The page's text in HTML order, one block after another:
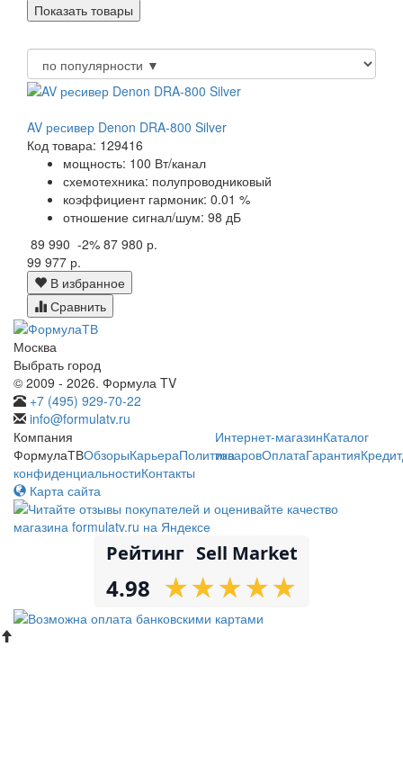
AV ресивер Denon DRA-800 Silver
Код товара: 129416
мощность: 100 Вт/канал
схемотехника: полупроводниковый
коэффициент гармоник: 0.01 %
отношение сигнал/шум: 98 дБ
89 990 -2% 87 980 р.
99 977 р.
В избранное
Сравнить
Москва
Выбрать город
© 2009 - 2026. Формула TV
+7 (495) 929-70-22
info@formulatv.ru
Компания
ФормулаТВОбзорыКарьераПолитика
конфиденциальностиКонтакты
Интернет-магазинКаталог
товаровОплатаГарантияКредит
Карта сайта
Рейтинг Sell Market
4.98 ★
★★
★★
★★
★★
★